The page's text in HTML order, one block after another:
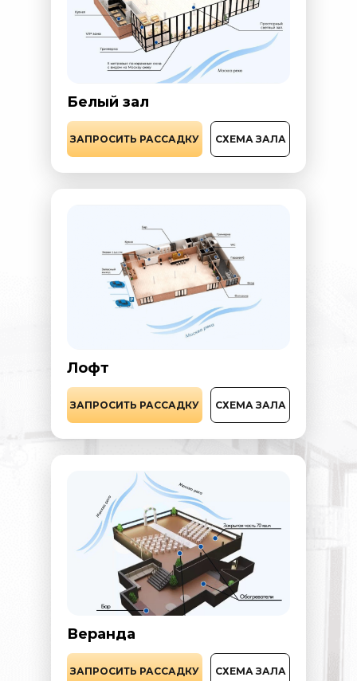
Белый зал
ЗАПРОСИТЬ РАССАДКУ СХЕМА ЗАЛА
Лофт
СХЕМА ЗАЛА
ЗАПРОСИТЬ РАССАДКУ
Веранда
СХЕМА ЗАЛА
ЗАПРОСИТЬ РАССАДКУ